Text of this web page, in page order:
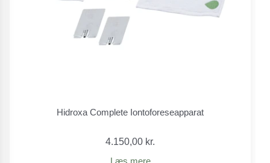
Hidroxa Complete Iontoforeseapparat
4.150,00 kr.
Læs mere